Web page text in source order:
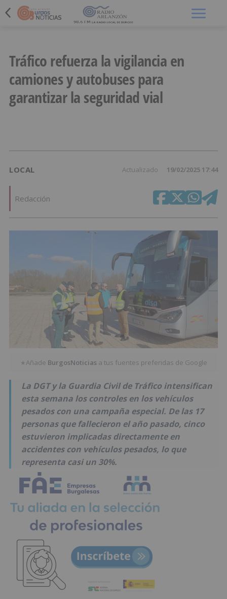
Tráfico refuerza la vigilancia en
camiones y autobuses para
garantizar la seguridad vial
LOCAL Actualizado 19/02/2025 17:44
Redacción
★Añade BurgosNoticias a tus fuentes preferidas de Google
La DGT y la Guardia Civil de Tráfico intensifican
esta semana los controles en los vehículos
pesados con una campaña especial. De las 17
personas que fallecieron el año pasado, cinco
estuvieron implicadas directamente en
accidentes con vehículos pesados, lo que
representa casi un 30%.